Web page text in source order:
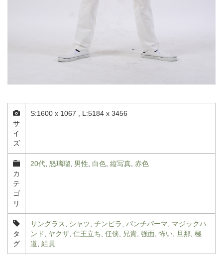
サ
イ
ズ
S:1600 x 1067 , L:5184 x 3456
カ
テ
ゴ
リ
20代 怒璃瑠 男性 白色 縦写真 赤色
タ
グ
サングラス シャツ チンピラ パンチパーマ
マジックハ
ンド
ヤクザ 仁王立ち 任侠 兄貴 強面 ,怖い 旦那 極
道 組員